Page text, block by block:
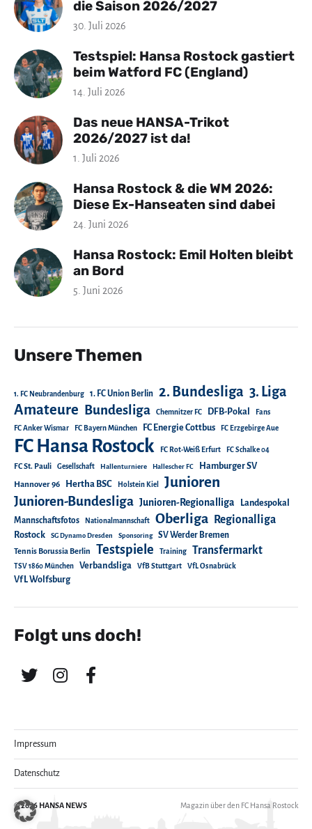
die Saison 2026/2027
30. Juli 2026
Testspiel: Hansa Rostock gastiert
beim Watford FC (England)
14. Juli 2026
Das neue HANSA-Trikot
2026/2027 ist da!
1. Juli 2026
Hansa Rostock & die WM 2026:
Diese Ex-Hanseaten sind dabei
24. Juni 2026
Hansa Rostock: Emil Holten bleibt
an Bord
5. Juni 2026
Unsere Themen
1. FC Neubrandenburg 1. FC Union Berlin 2. Bundesliga 3. Liga
Amateure Bundesliga Chemnitzer FC DFB-Pokal Fans
FC Anker Wismar FC Bayern München FC Energie Cottbus FC Erzgebirge Aue
FC Hansa Rostock FC Rot-Weiß Erfurt FC Schalke 04
FC St. Pauli Gesellschaft Hallenturniere Hallescher FC Hamburger SV
Hannover 96 Hertha BSC Holstein Kiel Junioren
Junioren-Bundesliga Junioren-Regionalliga
Landespokal
Mannschaftsfotos
Nationalmannschaft Oberliga Regionalliga
Rostock SG Dynamo Dresden Sponsoring SV Werder Bremen
Tennis Borussia Berlin Testspiele Training Transfermarkt
TSV 1860 München Verbandsliga VfB Stuttgart VfL Osnabrück
VfL Wolfsburg
Folgt uns doch!
Impressum
Datenschutz
© 2026 HANSA NEWS Magazin über den FC Hansa Rostock